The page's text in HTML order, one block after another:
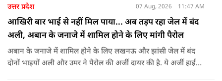
उत्तर प्रदेश 07 Aug, 2026 11:47 AM
आखिरी बार भाई से नहीं मिल पाया... अब तड़प रहा जेल में बंद
अली, अबान के जनाजे में शामिल होने के लिए मांगी पैरोल
अबान के जनाजे में शामिल होने के लिए लखनऊ और झांसी जेल में बंद
दोनों भाइयों अली और उमर ने पैरोल की अर्जी दायर की है. ये अर्जी हाई